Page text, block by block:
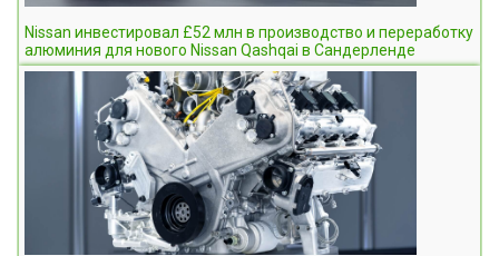
Nissan инвестировал £52 млн в производство и переработку
алюминия для нового Nissan Qashqai в Сандерленде